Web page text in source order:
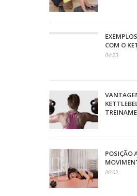
COM O
04:23
POSIÇÃO
06:02